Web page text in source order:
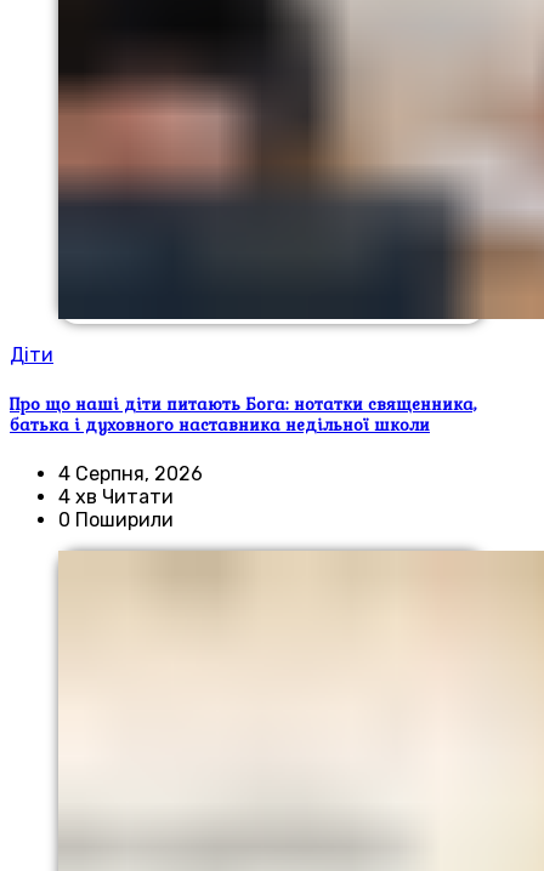
Діти
Про що наші діти питають Бога: нотатки священника,
батька і духовного наставника недільної школи
4 Серпня, 2026
4 хв Читати
0 Поширили